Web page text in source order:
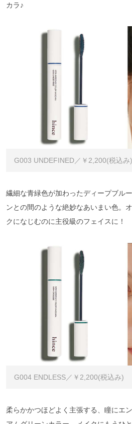
カラ♪
G003 UNDEFINED／￥2,200(税込み)
繊細な青緑色が加わったディープブル
ンとの間のような絶妙なあいまい色。
クになじむのに主役級のフェイスに！
G004 ENDLESS／￥2,200(税込み)
柔らかかつほどよく主張する、瞳にエ